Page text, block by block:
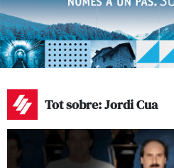
Tot sobre: Jordi Cua